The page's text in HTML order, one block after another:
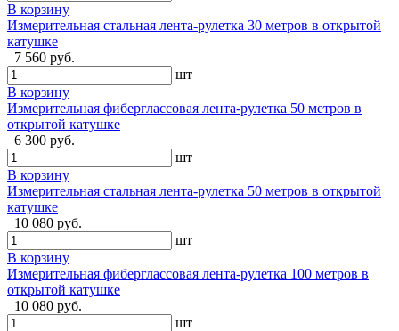
В корзину
Измерительная стальная лента-рулетка 30 метров в открытой
катушке
7 560 руб.
шт
В корзину
Измерительная фиберглассовая лента-рулетка 50 метров в
открытой катушке
6 300 руб.
шт
В корзину
Измерительная стальная лента-рулетка 50 метров в открытой
катушке
10 080 руб.
шт
В корзину
Измерительная фиберглассовая лента-рулетка 100 метров в
открытой катушке
10 080 руб.
шт